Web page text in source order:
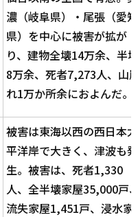
濃（岐阜県）・尾張（愛知
県）を中心に被害が拡が
り、建物全壊14万余、半壊
8万余、死者7,273人、山
れ1万か所余におよんだ。
被害は東海以西の西日本太
平洋岸で大きく、津波も発
生。被害は、死者1,330
人、全半壊家屋35,000戸
流失家屋1,451戸、浸水家